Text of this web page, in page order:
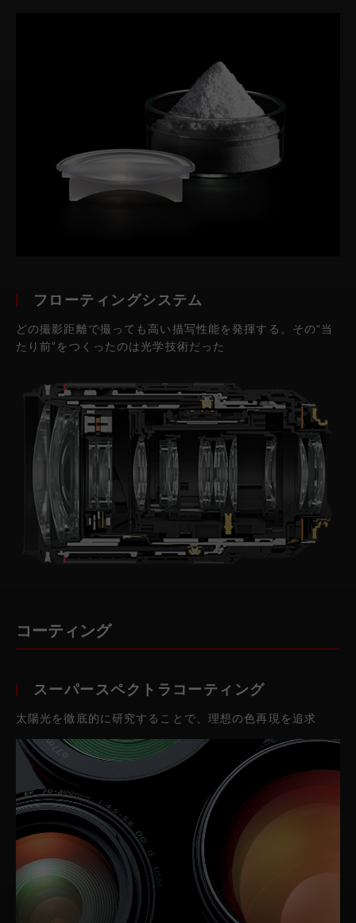
フローティングシステム
どの撮影距離で撮っても高い描写性能を発揮する。その“当
たり前”をつくったのは光学技術だった
コーティング
スーパースペクトラコーティング
太陽光を徹底的に研究することで、理想の色再現を追求